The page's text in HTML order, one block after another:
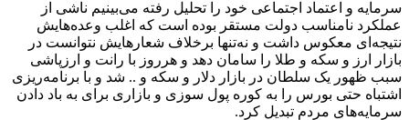
سرمایه و اعتماد اجتماعی خود را تحلیل رفته می‌بینیم ناشی از
عملکرد نامناسب دولت مستقر بوده است که اغلب وعده‌هایش
نتیجه‌ای معکوس داشت و نه‌تنها برخلاف شعارهایش نتوانست در
بازار ارز و سکه و طلا را سامان دهد و هرروز با رانت و ارزپاشی
سبب ظهور یک سلطان در بازار دلار و سکه و .. شد و با برنامه‌ریزی
اشتباه حتی بورس را به کوره پول سوزی و بازاری برای به باد دادن
سرمایه‌های مردم تبدیل کرد.